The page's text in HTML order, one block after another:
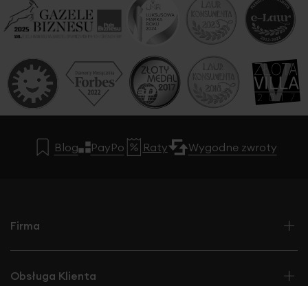
Blog PayPo Raty Wygodne zwroty
Firma
Obsługa Klienta